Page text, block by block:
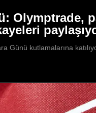
Olymptrade,
Günü kutlamalarına